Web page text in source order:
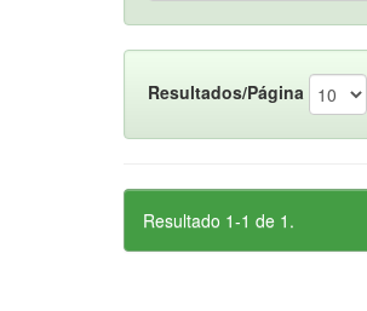
Resultados/Página
Resultado 1-1 de 1.